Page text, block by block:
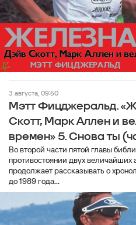
3 августа, 09:50
Мэтт Фицджеральд.
Скотт, Марк Аллен и
времен» 5. Снова ты
Во второй части пятой главы
противостоянии двух величайших
продолжает рассказывать о
до 1989 года...